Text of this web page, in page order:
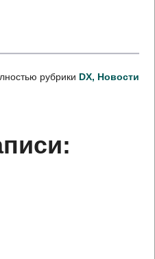
рубрики DX, Новости